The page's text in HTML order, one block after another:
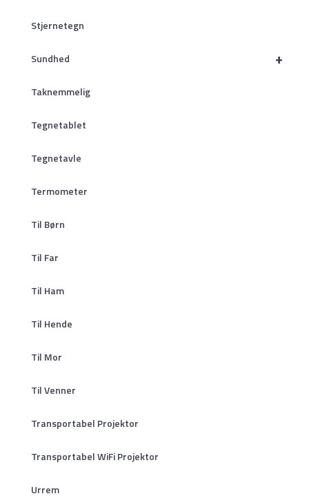
Stjernetegn
+
Sundhed
Taknemmelig
Tegnetablet
Tegnetavle
Termometer
Til Børn
Til Far
Til Ham
Til Hende
Til Mor
Til Venner
Transportabel Projektor
Transportabel WiFi Projektor
Urrem